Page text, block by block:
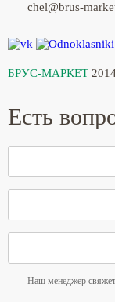
chel@brus-
БРУС-МАРКЕТ
Есть
Наш менеджер